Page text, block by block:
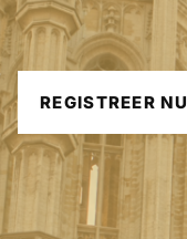
REGISTREER NU